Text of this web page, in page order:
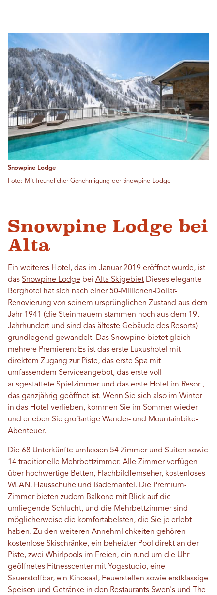
Snowpine Lodge
Foto: Mit freundlicher Genehmigung der Snowpine Lodge
Snowpine Lodge bei
Alta
Ein weiteres Hotel, das im Januar 2019 eröffnet wurde, ist
das Snowpine Lodge bei Alta Skigebiet Dieses elegante
Berghotel hat sich nach einer 50-Millionen-Dollar-
Renovierung von seinem ursprünglichen Zustand aus dem
Jahr 1941 (die Steinmauern stammen noch aus dem 19.
Jahrhundert und sind das älteste Gebäude des Resorts)
grundlegend gewandelt. Das Snowpine bietet gleich
mehrere Premieren: Es ist das erste Luxushotel mit
direktem Zugang zur Piste, das erste Spa mit
umfassendem Serviceangebot, das erste voll
ausgestattete Spielzimmer und das erste Hotel im Resort,
das ganzjährig geöffnet ist. Wenn Sie sich also im Winter
in das Hotel verlieben, kommen Sie im Sommer wieder
und erleben Sie großartige Wander- und Mountainbike-
Abenteuer.
Die 68 Unterkünfte umfassen 54 Zimmer und Suiten sowie
14 traditionelle Mehrbettzimmer. Alle Zimmer verfügen
über hochwertige Betten, Flachbildfernseher, kostenloses
WLAN, Hausschuhe und Bademäntel. Die Premium-
Zimmer bieten zudem Balkone mit Blick auf die
umliegende Schlucht, und die Mehrbettzimmer sind
möglicherweise die komfortabelsten, die Sie je erlebt
haben. Zu den weiteren Annehmlichkeiten gehören
kostenlose Skischränke, ein beheizter Pool direkt an der
Piste, zwei Whirlpools im Freien, ein rund um die Uhr
geöffnetes Fitnesscenter mit Yogastudio, eine
Sauerstoffbar, ein Kinosaal, Feuerstellen sowie erstklassige
Speisen und Getränke in den Restaurants Swen's und The